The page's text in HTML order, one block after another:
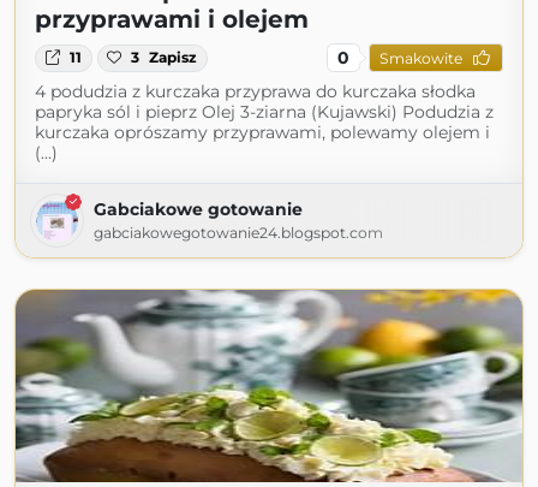
przyprawami i olejem
11 3 Zapisz 0 Smakowite
4 podudzia z kurczaka przyprawa do kurczaka słodka
papryka sól i pieprz Olej 3-ziarna (Kujawski) Podudzia z
kurczaka oprószamy przyprawami, polewamy olejem i
(...)
Gabciakowe gotowanie
gabciakowegotowanie24.blogspot.com